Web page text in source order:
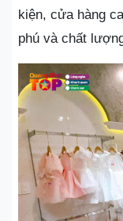
kiện, cửa hàng
phú và chất